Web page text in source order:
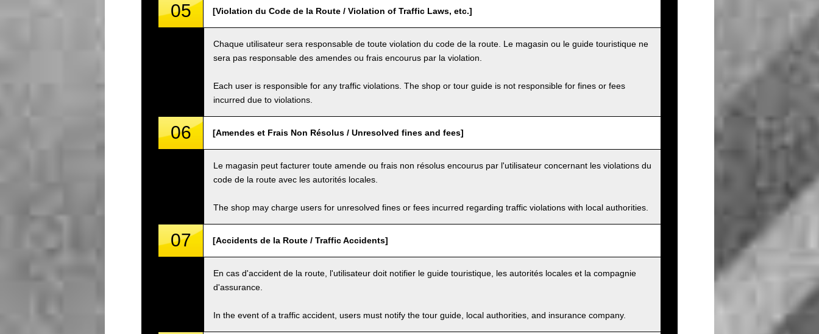
05 [Violation du Code de la Route / Violation of Traffic Laws, etc.]
Chaque utilisateur sera responsable de toute violation du code de la route. Le magasin ou le guide touristique ne
sera pas responsable des amendes ou frais encourus par la violation.
Each user is responsible for any traffic violations. The shop or tour guide is not responsible for fines or fees
incurred due to violations.
06 [Amendes et Frais Non Résolus / Unresolved fines and fees]
Le magasin peut facturer toute amende ou frais non résolus encourus par l'utilisateur concernant les violations du
code de la route avec les autorités locales.
The shop may charge users for unresolved fines or fees incurred regarding traffic violations with local authorities.
07 [Accidents de la Route / Traffic Accidents]
En cas d'accident de la route, l'utilisateur doit notifier le guide touristique, les autorités locales et la compagnie
d'assurance.
In the event of a traffic accident, users must notify the tour guide, local authorities, and insurance company.